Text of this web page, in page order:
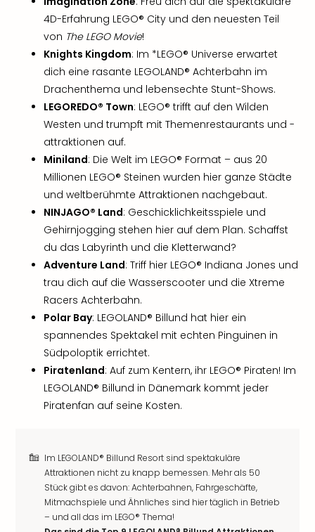
4D-Erfahrung LEGO® City und den neuesten Teil
von The LEGO Movie!
Knights Kingdom: Im *LEGO® Universe erwartet
dich eine rasante LEGOLAND® Achterbahn im
Drachenthema und lebensechte Stunt-Shows.
LEGOREDO® Town: LEGO® trifft auf den Wilden
Westen und trumpft mit Themenrestaurants und -
attraktionen auf.
Miniland: Die Welt im LEGO® Format – aus 20
Millionen LEGO® Steinen wurden hier ganze Städte
und weltberühmte Attraktionen nachgebaut.
NINJAGO® Land: Geschicklichkeitsspiele und
Gehirnjogging stehen hier auf dem Plan. Schaffst
du das Labyrinth und die Kletterwand?
Adventure Land: Triff hier LEGO® Indiana Jones und
trau dich auf die Wasserscooter und die Xtreme
Racers Achterbahn.
Polar Bay: LEGOLAND® Billund hat hier ein
spannendes Spektakel mit echten Pinguinen in
Südpoloptik errichtet.
Piratenland: Auf zum Kentern, ihr LEGO® Piraten! Im
LEGOLAND® Billund in Dänemark kommt jeder
Piratenfan auf seine Kosten.
Im LEGOLAND® Billund Resort sind spektakuläre
Attraktionen nicht zu knapp bemessen. Mehr als 50
Stück gibt es davon: Achterbahnen, Fahrgeschäfte,
Mitmachspiele und Ähnliches sind hier täglich in Betrieb
– und all das im LEGO® Thema!